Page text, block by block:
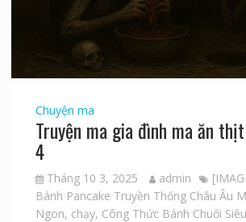
Chuyện ma
Truyện ma gia đình ma ăn
4
Tháng 10 3, 2025 admin
Bánh Pancake Truyền Thống Châu Âu
Ngon, chạy, Công Thức Bánh Chuối